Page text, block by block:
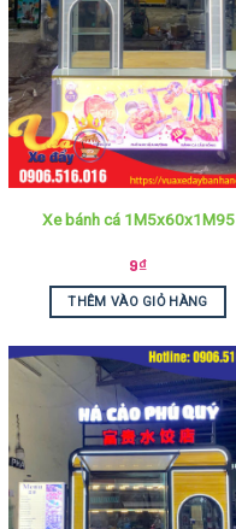
Xe bánh cá 1M5x60x1M95
9₫
THÊM VÀO GIỎ HÀNG